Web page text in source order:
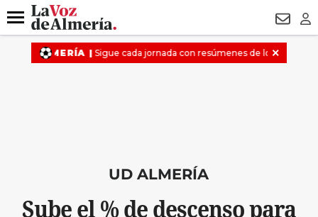
DESTACADO DRON UDA
Menú
UD ALMERÍA
Sube el % de descenso para